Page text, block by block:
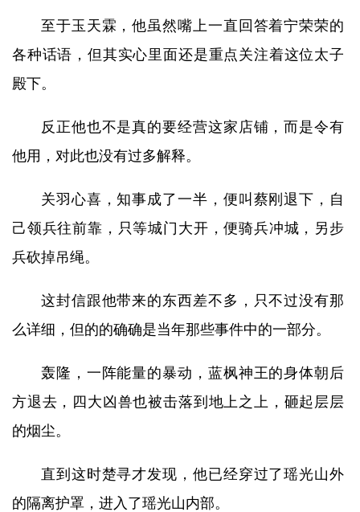
至于玉天霖，他虽然嘴上一直回答着宁荣荣的
各种话语，但其实心里面还是重点关注着这位太子
殿下。
反正他也不是真的要经营这家店铺，而是令有
他用，对此也没有过多解释。
关羽心喜，知事成了一半，便叫蔡刚退下，自
己领兵往前靠，只等城门大开，便骑兵冲城，另步
兵砍掉吊绳。
这封信跟他带来的东西差不多，只不过没有那
么详细，但的的确确是当年那些事件中的一部分。
轰隆，一阵能量的暴动，蓝枫神王的身体朝后
方退去，四大凶兽也被击落到地上之上，砸起层层
的烟尘。
直到这时楚寻才发现，他已经穿过了瑶光山外
的隔离护罩，进入了瑶光山内部。